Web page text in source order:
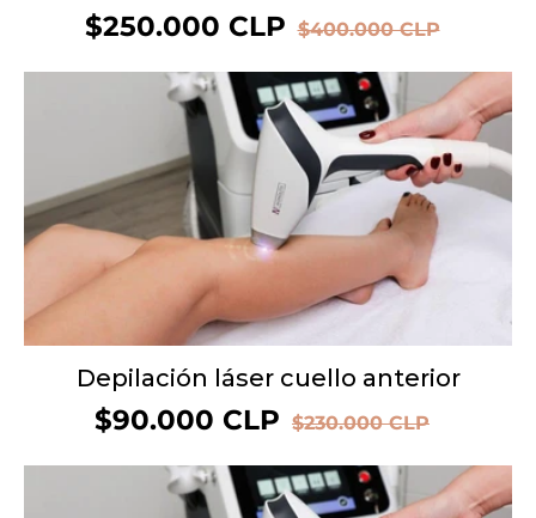
Precio
de
oferta
$250.000 CLP
Precio
habitual
$400.000 CLP
OFERTA 60%
Depilación láser cuello anterior
Precio
de
oferta
$90.000 CLP
Precio
habitual
$230.000 CLP
OFERTA 47%